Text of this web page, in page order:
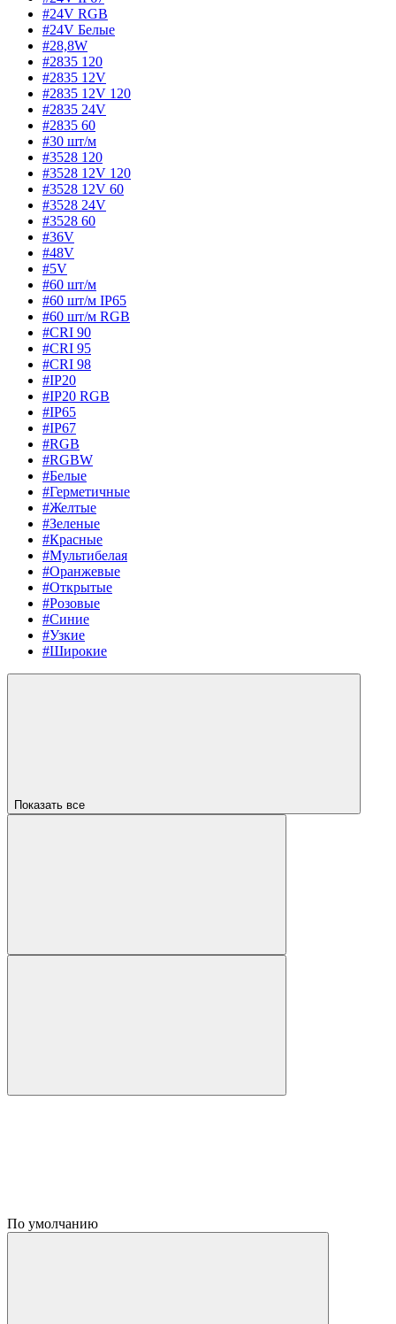
#24V RGB
#24V Белые
#28,8W
#2835 120
#2835 12V
#2835 12V 120
#2835 24V
#2835 60
#30 шт/м
#3528 120
#3528 12V 120
#3528 12V 60
#3528 24V
#3528 60
#36V
#48V
#5V
#60 шт/м
#60 шт/м IP65
#60 шт/м RGB
#CRI 90
#CRI 95
#CRI 98
#IP20
#IP20 RGB
#IP65
#IP67
#RGB
#RGBW
#Белые
#Герметичные
#Желтые
#Зеленые
#Красные
#Мультибелая
#Оранжевые
#Открытые
#Розовые
#Синие
#Узкие
#Широкие
Показать все
По умолчанию